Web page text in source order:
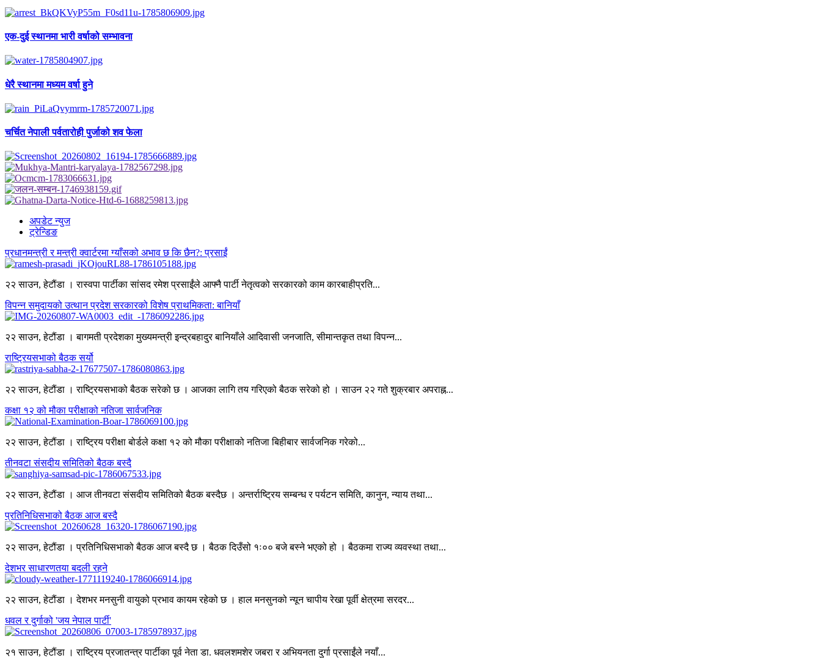
एक-दुई स्थानमा भारी वर्षाको सम्भावना
धेरै स्थानमा मध्यम वर्षा हुने
चर्चित नेपाली पर्वतारोही पुर्जाको शव फेला
अपडेट न्युज
ट्रेन्डिङ
प्रधानमन्त्री र मन्त्री क्वार्टरमा ग्याँसको अभाव छ कि छैन?: प्रसाईं
२२ साउन, हेटौंडा । रास्वपा पार्टीका सांसद रमेश प्रसाईंले आफ्नै पार्टी नेतृत्वको सरकारको काम कारबाहीप्रति...
विपन्न समुदायको उत्थान प्रदेश सरकारको विशेष प्राथमिकता: बानियाँ
२२ साउन, हेटौंडा । बागमती प्रदेशका मुख्यमन्त्री इन्द्रबहादुर बानियाँले आदिवासी जनजाति, सीमान्तकृत तथा विपन्न...
राष्ट्रियसभाको बैठक सर्यो
२२ साउन, हेटौंडा । राष्ट्रियसभाको बैठक सरेको छ । आजका लागि तय गरिएको बैठक सरेको हो । साउन २२ गते शुक्रबार अपराह्न...
कक्षा १२ को मौका परीक्षाको नतिजा सार्वजनिक
२२ साउन, हेटौंडा । राष्ट्रिय परीक्षा बोर्डले कक्षा १२ को मौका परीक्षाको नतिजा बिहीबार सार्वजनिक गरेको...
तीनवटा संसदीय समितिको बैठक बस्दै
२२ साउन, हेटौंडा । आज तीनवटा संसदीय समितिको बैठक बस्दैछ । अन्तर्राष्ट्रिय सम्बन्ध र पर्यटन समिति, कानुन, न्याय तथा...
प्रतिनिधिसभाको बैठक आज बस्दै
२२ साउन, हेटौंडा । प्रतिनिधिसभाको बैठक आज बस्दै छ । बैठक दिउँसो १ः०० बजे बस्ने भएको हो । बैठकमा राज्य व्यवस्था तथा...
देशभर साधारणतया बदली रहने
२२ साउन, हेटौंडा । देशभर मनसुनी वायुको प्रभाव कायम रहेको छ । हाल मनसुनको न्यून चापीय रेखा पूर्वी क्षेत्रमा सरदर...
धवल र दुर्गाको 'जय नेपाल पार्टी'
२१ साउन, हेटौंडा । राष्ट्रिय प्रजातन्त्र पार्टीका पूर्व नेता डा. धवलशमशेर जबरा र अभियनता दुर्गा प्रसाईंले नयाँ...